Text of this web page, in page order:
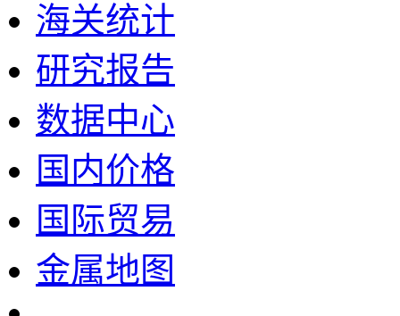
海关统计
研究报告
数据中心
国内价格
国际贸易
金属地图